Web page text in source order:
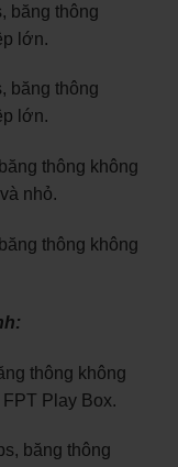
băng thông
lớn.
băng thông
lớn.
thông không
nhỏ.
thông không
thông không
Play Box.
băng thông